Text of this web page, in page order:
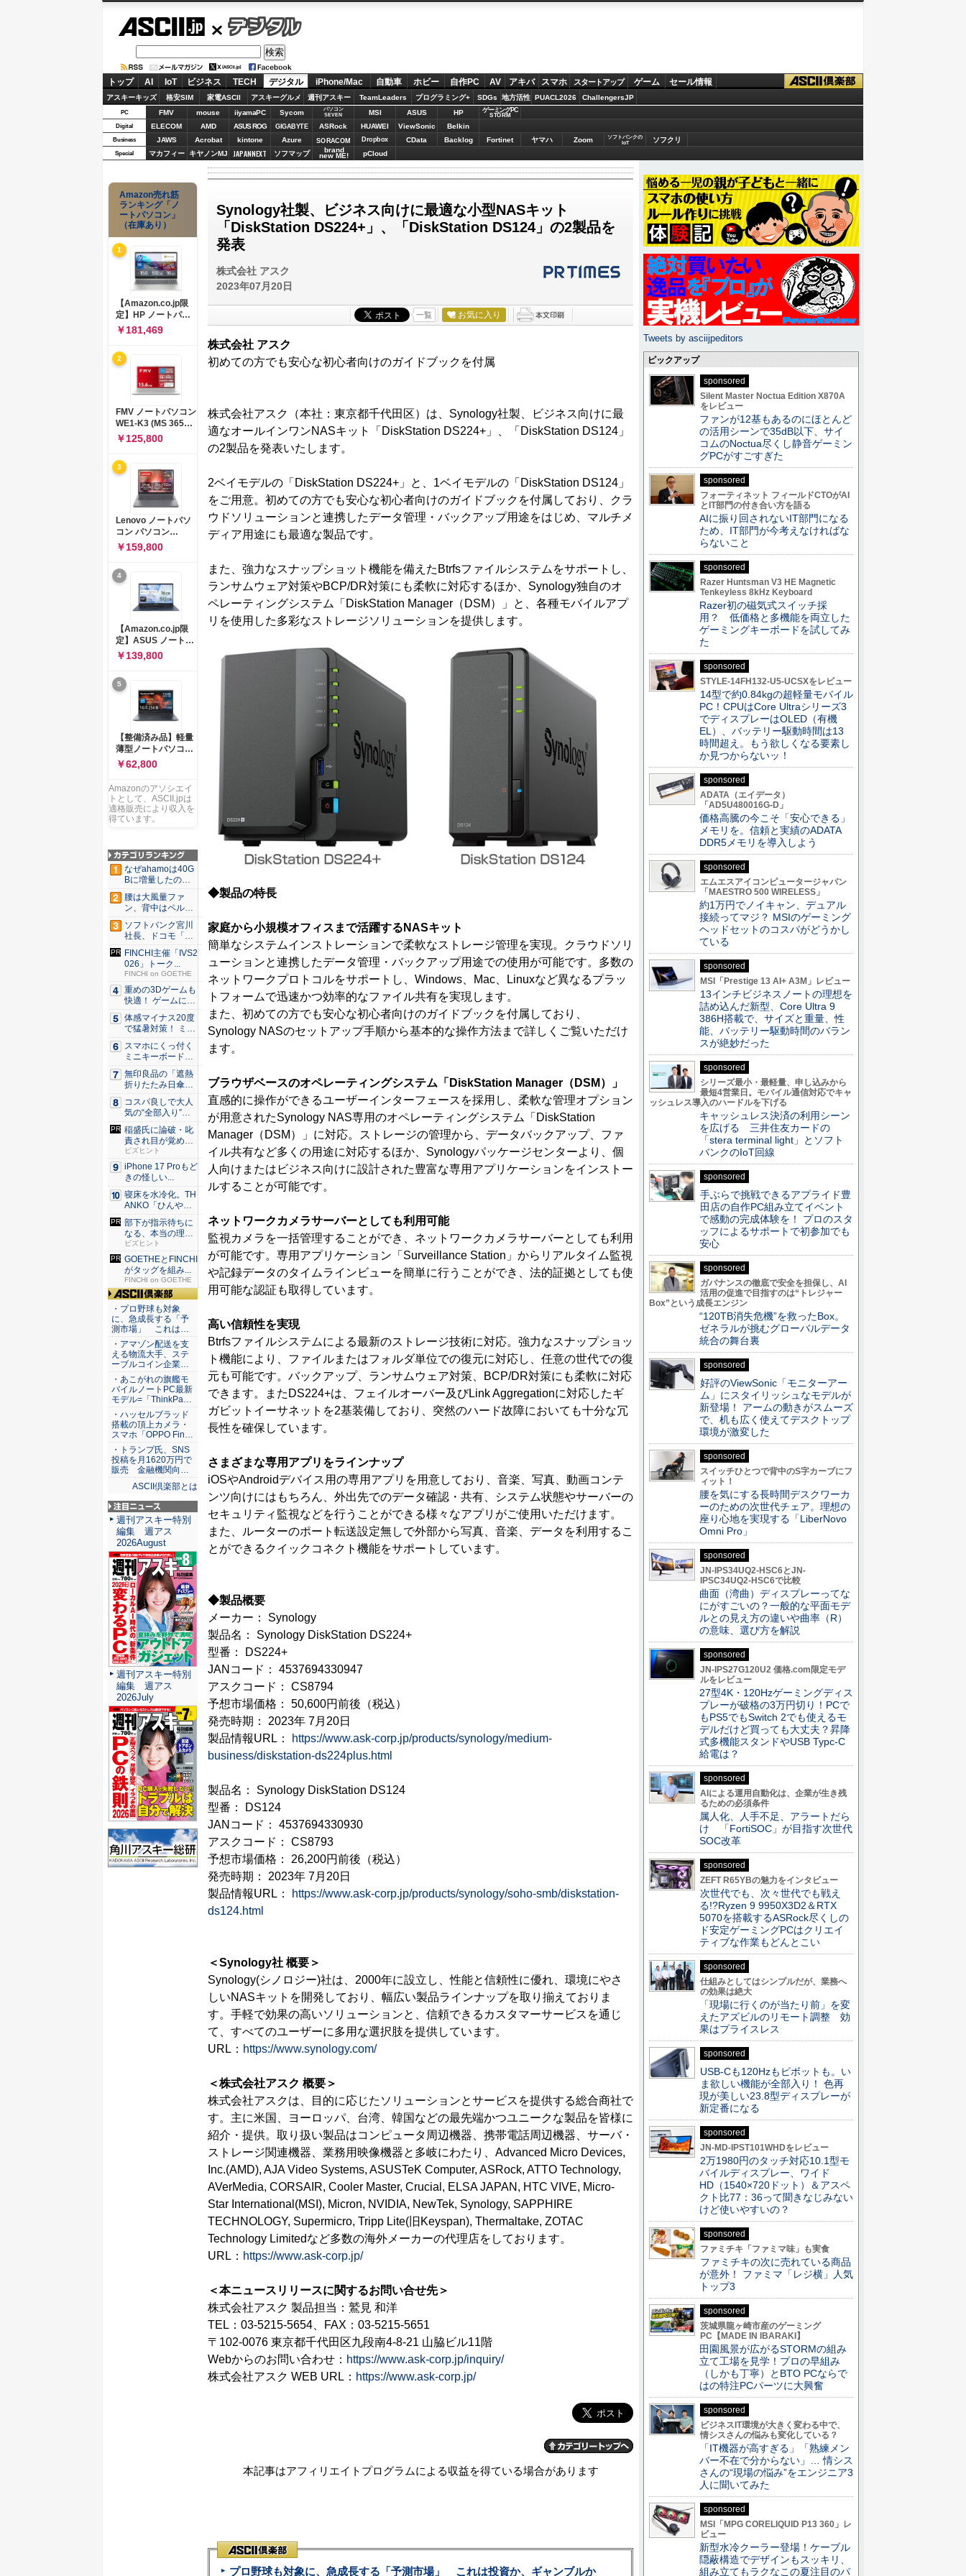
デジタル
トップ AI IoT ビジネス TECH デジタル iPhone/Mac 自動車 ホビー 自作PC AV アキバ スマホ スタートアップ ゲーム セール情報
アスキーキッズ 格安SIM 家電ASCII アスキーグルメ 週刊アスキー TeamLeaders プログラミング+ SDGs 地方活性 PUACL2026 ChallengersJP
PC FMV mouse iiyamaPC Sycom
パソコン
SEVEN
MSI ASUS HP ゲーミングPC
STORM
Digital ELECOM AMD ASUS ROG GIGABYTE ASRock HUAWEI ViewSonic Belkin
Business JAWS Acrobat kintone Azure SORACOM Dropbox CData Backlog Fortinet ヤマハ Zoom
ソフトバンクの
IoT
ソフクリ
Special マカフィー キヤノンMJ JAPANNEXT ソフマップ brand
new ME! pCloud
Synology社製、ビジネス向けに最適な小型NASキット
「DiskStation DS224+」、「DiskStation DS124」の2製品を
発表
株式会社 アスク
2023年07月20日
一覧 お気に入り
株式会社 アスク
初めての方でも安心な初心者向けのガイドブックを付属
株式会社アスク（本社：東京都千代田区）は、Synology社製、ビジネス向けに最
適なオールインワンNASキット「DiskStation DS224+」、「DiskStation DS124」
の2製品を発表いたします。
2ベイモデルの「DiskStation DS224+」と、1ベイモデルの「DiskStation DS124」
をご用意。初めての方でも安心な初心者向けのガイドブックを付属しており、クラ
ウドソリューションと連携したデータ管理・バックアップ用途をはじめ、マルチメ
ディア用途にも最適な製品です。
また、強力なスナップショット機能を備えたBtrfsファイルシステムをサポートし、
ランサムウェア対策やBCP/DR対策にも柔軟に対応するほか、Synology独自のオ
ペレーティングシステム「DiskStation Manager（DSM）」と、各種モバイルアプ
リを使用した多彩なストレージソリューションを提供します。
◆製品の特長
家庭から小規模オフィスまで活躍するNASキット
簡単なシステムインストレーションで柔軟なストレージ管理を実現。クラウドソリ
ューションと連携したデータ管理・バックアップ用途での使用が可能です。多数の
ネットワークプロトコルをサポートし、Windows、Mac、Linuxなど異なるプラッ
トフォームで迅速かつ効率的なファイル共有を実現します。
また、初めての方でも安心な初心者向けのガイドブックを付属しており、
Synology NASのセットアップ手順から基本的な操作方法まで詳しくご覧いただけ
ます。
ブラウザベースのオペレーティングシステム「DiskStation Manager（DSM）」
直感的に操作ができるユーザーインターフェースを採用し、柔軟な管理オプション
が用意されたSynology NAS専用のオペレーティングシステム「DiskStation
Manager（DSM）」に対応。ストレージの管理から、データバックアップ、ファ
イル共有など多くの用途に対応するほか、Synologyパッケージセンターより、個
人向けまたはビジネス向けに設計された豊富な専用アプリケーションをインストー
ルすることが可能です。
ネットワークカメラサーバーとしても利用可能
監視カメラを一括管理することができ、ネットワークカメラサーバーとしても利用
が可能です。専用アプリケーション「Surveillance Station」からリアルタイム監視
や記録データのタイムラインビューを簡単に行うことができ、法的証拠としても使
用可能な認証も取得しています。
高い信頼性を実現
Btrfsファイルシステムによる最新のストレージ技術に対応。強力なスナップショッ
ト機能により、ファイルまたはフォルダ単位での復元に対応し、任意の世代での復
元も可能です。バックアップ、ランサムウェア対策、BCP/DR対策にも柔軟に対応
できます。またDS224+は、フェイルオーバー及びLink Aggregationに対応したギ
ガビットイーサネットを2基装備しており、突然のハード故障においても十分な冗
長性を確保しています。
さまざまな専用アプリをラインナップ
iOSやAndroidデバイス用の専用アプリを用意しており、音楽、写真、動画コンテ
ンツ向けにはもちろん、外出先でのデータ確認・共有、システム状態やサーバーの
セキュリティ監視などを行うことができる様々なアプリがご使用いただけます。
また、ルーターのポート転送設定無しで外部から写真、音楽、データを利用するこ
とができるクイックコネクト機能をサポートしています。
◆製品概要
メーカー： Synology
製品名： Synology DiskStation DS224+
型番： DS224+
JANコード： 4537694330947
アスクコード： CS8794
予想市場価格： 50,600円前後（税込）
発売時期： 2023年 7月20日
製品情報URL：
https://www.ask-corp.jp/products/synology/medium-
business/diskstation-ds224plus.html
製品名： Synology DiskStation DS124
型番： DS124
JANコード： 4537694330930
アスクコード： CS8793
予想市場価格： 26,200円前後（税込）
発売時期： 2023年 7月20日
製品情報URL：
https://www.ask-corp.jp/products/synology/soho-smb/diskstation-
ds124.html
＜Synology社 概要＞
Synology(シノロジー)社は、2000年に設立し、性能と信頼性に優れ、環境にやさ
しいNASキットを開発しており、幅広い製品ラインナップを取り揃えておりま
す。手軽で効果の高いソリューションと、信頼できるカスタマーサービスを通じ
て、すべてのユーザーに多用な選択肢を提供しています。
URL： https://www.synology.com/
＜株式会社アスク 概要＞
株式会社アスクは、目的に応じたソリューションとサービスを提供する総合商社で
す。主に米国、ヨーロッパ、台湾、韓国などの最先端かつユニークな製品を皆様に
紹介・提供。取り扱い製品はコンピュータ周辺機器、携帯電話周辺機器、サーバ・
ストレージ関連機器、業務用映像機器と多岐にわたり、Advanced Micro Devices,
Inc.(AMD), AJA Video Systems, ASUSTeK Computer, ASRock, ATTO Technology,
AVerMedia, CORSAIR, Cooler Master, Crucial, ELSA JAPAN, HTC VIVE, Micro-
Star International(MSI), Micron, NVIDIA, NewTek, Synology, SAPPHIRE
TECHNOLOGY, Supermicro, Tripp Lite(旧Keyspan), Thermaltake, ZOTAC
Technology Limitedなど多数の海外メーカーの代理店をしております。
URL： https://www.ask-corp.jp/
＜本ニュースリリースに関するお問い合せ先＞
株式会社アスク 製品担当：鷲見 和洋
TEL：03-5215-5654、FAX：03-5215-5651
〒102-0076 東京都千代田区九段南4-8-21 山脇ビル11階
Webからのお問い合わせ： https://www.ask-corp.jp/inquiry/
株式会社アスク WEB URL： https://www.ask-corp.jp/
本記事はアフィリエイトプログラムによる収益を得ている場合があります
プロ野球も対象に、急成長する「予測市場」 これは投資か、ギャンブルか
Amazon売れ筋
ランキング「ノ
ートパソコン」
（在庫あり）
1
【Amazon.co.jp限
定】HP ノートパソ
コン 15-fd 15.6イン
チ インテル Core 5
120U メモリ16GB
SSD512GB
Windows 11
Microsoft Office
2024搭載 WPS
Office搭載 カメラシ
ャッター 指紋認証 薄
型 Copilotキー搭載
ナチュラルシルバー
￥181,469
2
FMV ノートパソコン
WE1-K3 (MS 365
Personal/Copilotキ
ー搭載/Win 11/15.6
型/Core
i5/16GB/SSD
512GB/ホワイト)
FMVWK3E15W_AZ
￥125,800
3
Lenovo ノートパソ
コン パソコン
IdeaPad Slim 3 14.0
インチ AMD
Ryzen™ 5 8640HS
メモリ16GB
SSD512GB
Microsoft 365 試用
版 Windows11 バッ
テリー駆動12.6時間
重量1.39kg ルナグレ
ー 83K9003JJP ノー
トPC
￥159,800
4
【Amazon.co.jp限
定】ASUS ノートパ
ソコン Vivobook 15
M1502NAQ 15.6イ
ンチ AMD Ryzen 7
170 メモリ16GB
SSD 512GB
Microsoft 365
Personal (24か月版)
搭載 Windows 11 重
量1.7kg Wi-Fi 6E ク
ワイエットブルー
M1502NAQ-
￥139,800
5
【整備済み品】軽量
薄型ノートパソコン
dynabook G83 ■
13.3型
FHD(1920x1080) -
高性能第11世代Core
i5-1135G7 - メモリ
16GB - SSD 256GB
USB Type-C - MS
Office 2021 - Win11
搭載
￥62,800
Amazonのアソシエイ
トとして、ASCII.jpは
適格販売により収入を
得ています。
なぜahamoは40G
Bに増量したの
か ...
腰は大風量ファ
ン、背中はペルチ
ェ冷却。ダ...
ソフトバンク宮川
社長、ドコモ「ah
amo...
FINCHI主催「IVS2
026」トーク...
FINCHI on GOETHE
重めの3Dゲームも
快適！ ゲームに強
いH...
体感マイナス20度
で猛暑対策！ ミズ
ノの...
スマホにくっ付く
ミニキーボード！
触ってわ...
無印良品の「遮熱
折りたたみ日傘」
約160...
コスパ良しで大人
気の“全部入り”の
アンド...
稲盛氏に論破・叱
責され目が覚め
た。経営者...
ビズヒント
iPhone 17 Proもど
きの怪しい...
寝床を水冷化。TH
ANKO「ひんやり
水流...
部下が指示待ちに
なる、本当の理
由。23年...
ビズヒント
GOETHEとFINCHI
がタッグを組み...
FINCHI on GOETHE
ASCII倶楽部
・プロ野球も対象
に、急成長する「予
測市場」 これは…
・アマゾン配送を支
える物流大手、ステ
ーブルコイン企業…
・あこがれの旗艦モ
バイルノートPC最新
モデル=「ThinkPa…
・ハッセルブラッド
搭載の頂上カメラ・
スマホ「OPPO Fin…
・トランプ氏、SNS
投稿を月1620万円で
販売 金融機関向…
ASCII倶楽部とは
注目ニュース
週刊アスキー特別
編集 週アス
2026August
週刊アスキー特別
編集 週アス
2026July
Tweets by asciijpeditors
ピックアップ
sponsored
Silent Master Noctua Edition X870A
をレビュー
ファンが12基もあるのにほとんど
の活用シーンで35dB以下、サイ
コムのNoctua尽くし静音ゲーミン
グPCがすごすぎた
sponsored
フォーティネット フィールドCTOがAI
とIT部門の付き合い方を語る
AIに振り回されないIT部門になる
ため、IT部門が今考えなければな
らないこと
sponsored
Razer Huntsman V3 HE Magnetic
Tenkeyless 8kHz Keyboard
Razer初の磁気式スイッチ採
用？ 低価格と多機能を両立した
ゲーミングキーボードを試してみ
た
sponsored
STYLE-14FH132-U5-UCSXをレビュー
14型で約0.84kgの超軽量モバイル
PC！CPUはCore Ultraシリーズ3
でディスプレーはOLED（有機
EL）、バッテリー駆動時間は13
時間超え。もう欲しくなる要素し
か見つからないッ！
sponsored
ADATA（エイデータ）
「AD5U480016G-D」
価格高騰の今こそ「安心できる」
メモリを。信頼と実績のADATA
DDR5メモリを導入しよう
sponsored
エムエスアイコンピュータージャパン
「MAESTRO 500 WIRELESS」
約1万円でノイキャン、デュアル
接続ってマジ？ MSIのゲーミング
ヘッドセットのコスパがどうかし
ている
sponsored
MSI「Prestige 13 AI+ A3M」レビュー
13インチビジネスノートの理想を
詰め込んだ新型、Core Ultra 9
386H搭載で、サイズと重量、性
能、バッテリー駆動時間のバラン
スが絶妙だった
sponsored
シリーズ最小・最軽量、申し込みから
最短4営業日。モバイル通信対応でキャ
ッシュレス導入のハードルを下げる
キャッシュレス決済の利用シーン
を広げる 三井住友カードの
「stera terminal light」とソフト
バンクのIoT回線
sponsored
手ぶらで挑戦できるアプライド豊
田店の自作PC組み立てイベント
で感動の完成体験を！ プロのスタ
ッフによるサポートで初参加でも
安心
sponsored
ガバナンスの徹底で安全を担保し、AI
活用の促進で目指すのは“トレジャー
Box”という成長エンジン
“120TB消失危機”を救ったBox。
ゼネラルが挑むグローバルデータ
統合の舞台裏
sponsored
好評のViewSonic「モニターアー
ム」にスタイリッシュなモデルが
新登場！ アームの動きがスムーズ
で、机も広く使えてデスクトップ
環境が激変した
sponsored
スイッチひとつで背中のS字カーブにフ
ィット！
腰を気にする長時間デスクワーカ
ーのための次世代チェア。理想の
座り心地を実現する「LiberNovo
Omni Pro」
sponsored
JN-IPS34UQ2-HSC6とJN-
IPSC34UQ2-HSC6で比較
曲面（湾曲）ディスプレーってな
にがすごいの？一般的な平面モデ
ルとの見え方の違いや曲率（R）
の意味、選び方を解説
sponsored
JN-IPS27G120U2 価格.com限定モデ
ルをレビュー
27型4K・120Hzゲーミングディス
プレーが破格の3万円切り！PCで
もPS5でもSwitch 2でも使えるモ
デルだけど買っても大丈夫？昇降
式多機能スタンドやUSB Typc-C
給電は？
sponsored
AIによる運用自動化は、企業が生き残
るための必須条件
属人化、人手不足、アラートだら
け 「FortiSOC」が目指す次世代
SOC改革
sponsored
ZEFT R65YBの魅力をインタビュー
次世代でも、次々世代でも戦え
る!?Ryzen 9 9950X3D2＆RTX
5070を搭載するASRock尽くしの
ド安定ゲーミングPCはクリエイ
ティブな作業もどんとこい
sponsored
仕組みとしてはシンプルだが、業務へ
の効果は絶大
「現場に行くのが当たり前」を変
えたアズビルのリモート調整 効
果はプライスレス
sponsored
USB-Cも120Hzもピボットも。い
ま欲しい機能が全部入り！ 色再
現が美しい23.8型ディスプレーが
新定番になる
sponsored
JN-MD-IPST101WHDをレビュー
2万1980円のタッチ対応10.1型モ
バイルディスプレー、ワイド
HD（1540×720ドット）＆アスペ
クト比77：36って聞きなじみない
けど使いやすいの？
sponsored
ファミチキ「ファミマ味」も実食
ファミチキの次に売れている商品
が意外！ ファミマ「レジ横」人気
トップ3
sponsored
茨城県龍ヶ崎市産のゲーミング
PC【MADE IN IBARAKI】
田園風景が広がるSTORMの組み
立て工場を見学！プロの早組み
（しかも丁寧）とBTO PCならで
はの特注PCパーツに大興奮
sponsored
ビジネスIT環境が大きく変わる中で、
情シスさんの悩みも変化している？
「IT機器が高すぎる」「熟練メン
バー不在で分からない」… 情シス
さんの“現場の悩み”をエンジニア3
人に聞いてみた
sponsored
MSI「MPG CORELIQUID P13 360」レ
ビュー
新型水冷クーラー登場！ケーブル
隠蔽構造でデザインもスッキリ、
組み立てもラクなこの夏注目のパ